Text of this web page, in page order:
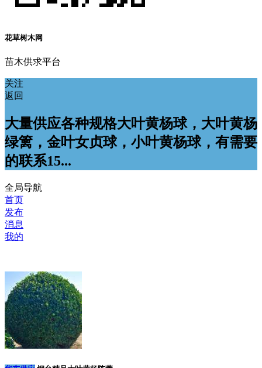
花草树木网
苗木供求平台
关注
返回
大量供应各种规格大叶黄杨球，大叶黄杨
绿篱，金叶女贞球，小叶黄杨球，有需要
的联系15...
全局导航
首页
发布
消息
我的